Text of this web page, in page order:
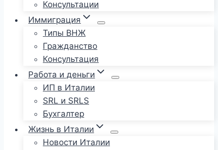
Консультации
Иммиграция
Типы ВНЖ
Гражданство
Консультация
Работа и деньги
ИП в Италии
SRL и SRLS
Бухгалтер
Жизнь в Италии
Новости Италии